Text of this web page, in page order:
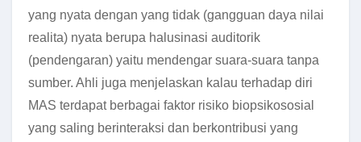
yang nyata dengan yang tidak (gangguan daya nilai
realita) nyata berupa halusinasi auditorik
(pendengaran) yaitu mendengar suara-suara tanpa
sumber. Ahli juga menjelaskan kalau terhadap diri
MAS terdapat berbagai faktor risiko biopsikososial
yang saling berinteraksi dan berkontribusi yang